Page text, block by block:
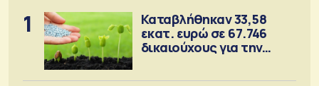
1
Καταβλήθηκαν 33,58
εκατ. ευρώ σε 67.746
δικαιούχους για την